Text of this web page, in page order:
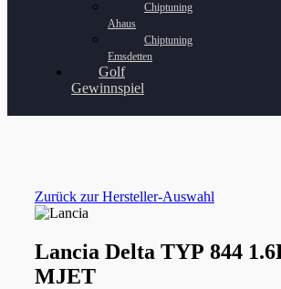
Chiptuning
Ahaus
Chiptuning
Emsdetten
Golf
Gewinnspiel
Zurück zur Hersteller-Auswahl
Lancia Delta TYP 844
MJET